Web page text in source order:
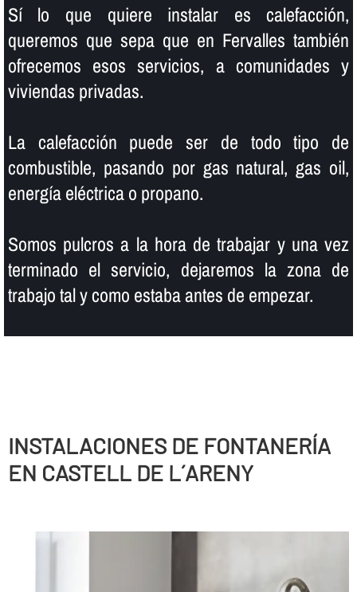
Sí­ lo que quiere instalar es calefacción,
queremos que sepa que en Fervalles también
ofrecemos esos servicios, a comunidades y
viviendas privadas.
La calefacción puede ser de todo tipo de
combustible, pasando por gas natural, gas oil,
energí­a eléctrica o propano.
Somos pulcros a la hora de trabajar y una vez
terminado el servicio, dejaremos la zona de
trabajo tal y como estaba antes de empezar.
INSTALACIONES DE FONTANERÍ­A
EN CASTELL DE L´ARENY